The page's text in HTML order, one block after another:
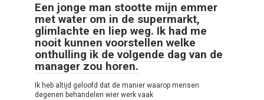
Een jonge man stootte mijn emmer
met water om in de supermarkt,
glimlachte en liep weg. Ik had me
nooit kunnen voorstellen welke
onthulling ik de volgende dag van de
manager zou horen.
Ik heb altijd geloofd dat de manier waarop mensen
degenen behandelen wier werk vaak